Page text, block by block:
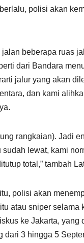
polisi akan
jalan beberapa ruas
dari Bandara
jalur yang akan
dan kami
rangkaian). Jadi
sudah lewat, kami
total,” tambah
polisi akan
atau sniper selama
ke Jakarta, yang
dari 3 hingga 5